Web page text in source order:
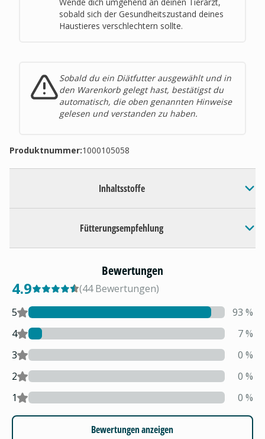
sobald sich der Gesundheitszustand deines
Haustieres verschlechtern sollte.
Sobald du ein Diätfutter ausgewählt und in
den Warenkorb gelegt hast, bestätigst du
automatisch, die oben genannten Hinweise
gelesen und verstanden zu haben.
Produktnummer:1000105058
Inhaltsstoffe
Fütterungsempfehlung
Bewertungen
4.9 (44 Bewertungen)
5
93 %
4
7%
3
0 %
2
0 %
1
0 %
Bewertungen anzeigen